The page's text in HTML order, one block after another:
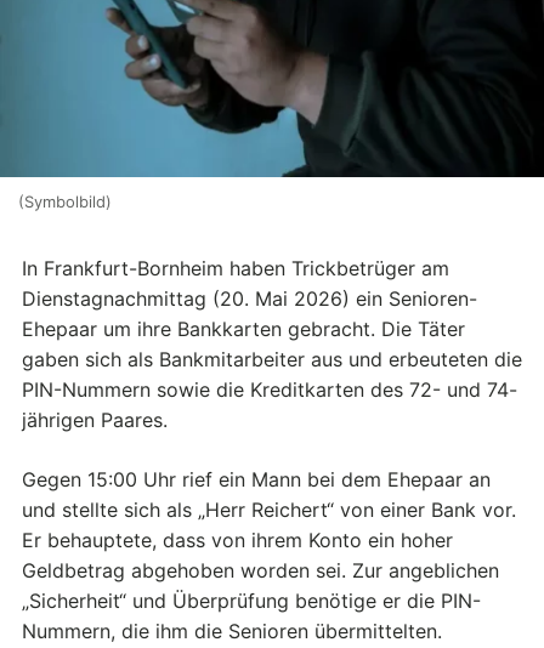
(Symbolbild)
In Frankfurt-Bornheim haben Trickbetrüger am
Dienstagnachmittag (20. Mai 2026) ein Senioren-
Ehepaar um ihre Bankkarten gebracht. Die Täter
gaben sich als Bankmitarbeiter aus und erbeuteten die
PIN-Nummern sowie die Kreditkarten des 72- und 74-
jährigen Paares.
Gegen 15:00 Uhr rief ein Mann bei dem Ehepaar an
und stellte sich als „Herr Reichert“ von einer Bank vor.
Er behauptete, dass von ihrem Konto ein hoher
Geldbetrag abgehoben worden sei. Zur angeblichen
„Sicherheit“ und Überprüfung benötige er die PIN-
Nummern, die ihm die Senioren übermittelten.